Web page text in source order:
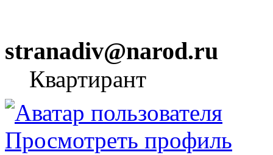
stranadiv@narod.ru
Квартирант
Просмотреть профиль